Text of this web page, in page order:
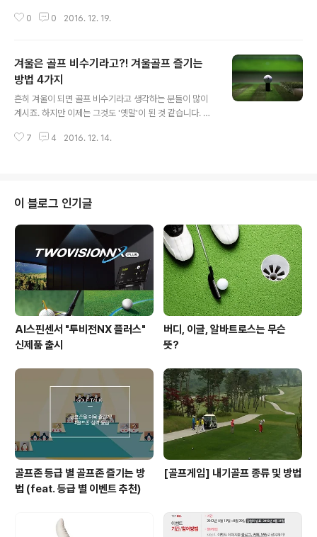
는 우연에 의해 볼이 움직이더라도 플레이어가 벌타를 받
규칙 18-2에 대해서는 프로 골퍼들조차 수긍하기 어려워
했지요. 하지만 2017년 1월 1일부터 적용되는 로컬룰이
발표되며 억울한 일이 더 이상 발생하지 않게 되었습니다.
'골프규칙 18-2'에 관한 모든 것! 조니양이 알려드리겠습
니다. 골프규칙 18-2, 그린에서 정지된 볼이 움직인다면?
1. 골프규칙 18-2? 골프규칙 18-2는 골프 경기 도중 정지
0 0 2016. 12. 19.
겨울은 골프 비수기라고?! 겨울골프 즐기는
방법 4가지
흔히 겨울이 되면 골프 비수기라고 생각하는 분들이 많이
계시죠. 하지만 이제는 그것도 '옛말'이 된 것 같습니다. 겨
죠. 골프장 안에서 혹은 골프장 밖에서도 골프를 즐길 수 있
기라고 할 수 있는 겨울에는 그린피 할인이라는 특별한 혜
택을 누릴 수 있습니다! 특히 날씨가 따듯한 남쪽 지방의 시
설 좋은 골프장에서 저렴한 가격으로 라운드 할 수 있는 기
회이기도 합니다. 합리적인 골퍼라면 이런 기회를 놓칠 수
없겠죠? 인터넷을 통해 조금만 알아보아도 그린피 할인하
는 곳을 어렵지 않게 알..
7 4 2016. 12. 14.
이 블로그 인기글
AI스핀센서 "투비전NX 플러스"
신제품 출시
버디, 이글, 알바트로스는 무슨
뜻?
골프존 등급 별 골프존 즐기는 방
법 (feat. 등급 별 이벤트 추천)
[골프게임] 내기골프 종류 및 방법